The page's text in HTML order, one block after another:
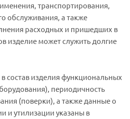
транспортирования,
обслуживания, а также
расходных и пришедших в
изделие может служить долгие
состав изделия функциональных
периодичность
(поверки), а также данные о
и утилизации указаны в